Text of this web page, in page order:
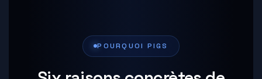
POURQUOI PIGS